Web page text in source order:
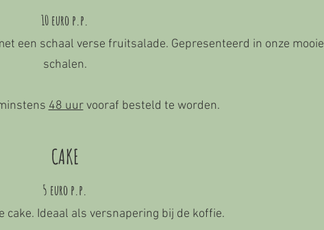
10 euro p.p.
een schaal verse fruitsalade. Gepresenteerd in onze mooie
schalen.
48 uurvooraf besteld te worden.
CAKE
5 euro p.p.
cake. Ideaal als versnapering bij de koffie.